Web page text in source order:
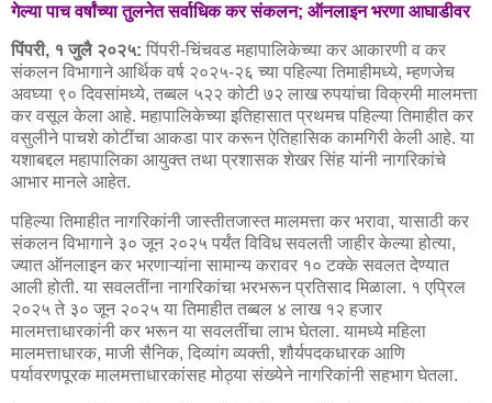
गेल्या पाच वर्षांच्या तुलनेत सर्वाधिक कर संकलन; ऑनलाइन भरणा आघाडीवर
पिंपरी, १ जुलै २०२५: पिंपरी-चिंचवड महापालिकेच्या कर आकारणी व कर
संकलन विभागाने आर्थिक वर्ष २०२५-२६ च्या पहिल्या तिमाहीमध्ये, म्हणजेच
अवघ्या ९० दिवसांमध्ये, तब्बल ५२२ कोटी ७२ लाख रुपयांचा विक्रमी मालमत्ता
कर वसूल केला आहे. महापालिकेच्या इतिहासात प्रथमच पहिल्या तिमाहीत कर
वसुलीने पाचशे कोटींचा आकडा पार करून ऐतिहासिक कामगिरी केली आहे. या
यशाबद्दल महापालिका आयुक्त तथा प्रशासक शेखर सिंह यांनी नागरिकांचे
आभार मानले आहेत.
पहिल्या तिमाहीत नागरिकांनी जास्तीतजास्त मालमत्ता कर भरावा, यासाठी कर
संकलन विभागाने ३० जून २०२५ पर्यंत विविध सवलती जाहीर केल्या होत्या,
ज्यात ऑनलाइन कर भरणाऱ्यांना सामान्य करावर १० टक्के सवलत देण्यात
आली होती. या सवलतींना नागरिकांचा भरभरून प्रतिसाद मिळाला. १ एप्रिल
२०२५ ते ३० जून २०२५ या तिमाहीत तब्बल ४ लाख १२ हजार
मालमत्ताधारकांनी कर भरून या सवलतींचा लाभ घेतला. यामध्ये महिला
मालमत्ताधारक, माजी सैनिक, दिव्यांग व्यक्ती, शौर्यपदकधारक आणि
पर्यावरणपूरक मालमत्ताधारकांसह मोठ्या संख्येने नागरिकांनी सहभाग घेतला.